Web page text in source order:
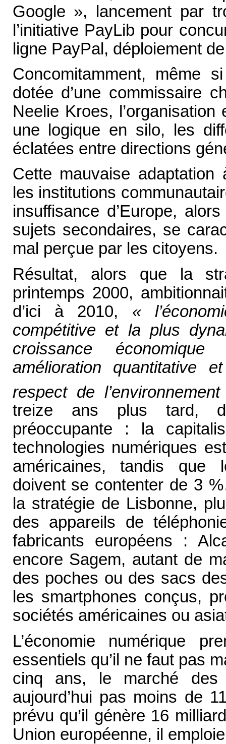
Google », lancement par
l’initiative PayLib pour
ligne PayPal, déploiement
Concomitamment, même
dotée d’une commissaire
Neelie Kroes,
une logique en silo, les
éclatées entre directions
Cette mauvaise
les institutions
insuffisance d’Europe,
sujets secondaires, se
mal perçue par les citoyens.
Résultat, alors que la
printemps 2000,
d’ici à 2010, «
compétitive et la plus
croissance économique
amélioration quantitative
respect de
treize ans plus tard,
préoccupante : la
technologies numériques
américaines, tandis que
doivent se contenter de 3
la stratégie de Lisbonne,
des appareils de
fabricants européens :
encore Sagem, autant de
des poches ou des sacs
les smartphones conçus,
sociétés américaines ou
L’économie numérique
essentiels qu’il ne faut pas
cinq ans, le marché des
aujourd’hui pas moins de
prévu qu’il génère 16
Union européenne, il